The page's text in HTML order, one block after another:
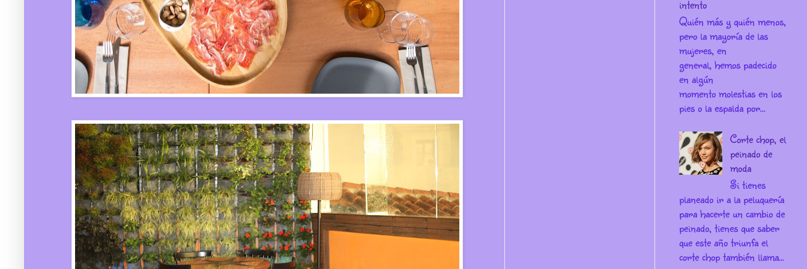
intento
Quién más y quién menos,
pero la mayoría de las
mujeres, en
general, hemos padecido
en algún
momento molestias en los
pies o la espalda por...
Corte chop, el
peinado de
moda
Si tienes
planeado ir a la peluquería
para hacerte un cambio de
peinado, tienes que saber
que este año triunfa el
corte chop también llama...